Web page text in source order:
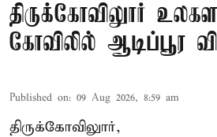
திருக்கோவிலுார்
கோவிலில் ஆடிப்பூர
Published on: 09 Aug 2026, 8:59 am
திருக்கோவிலுார்,